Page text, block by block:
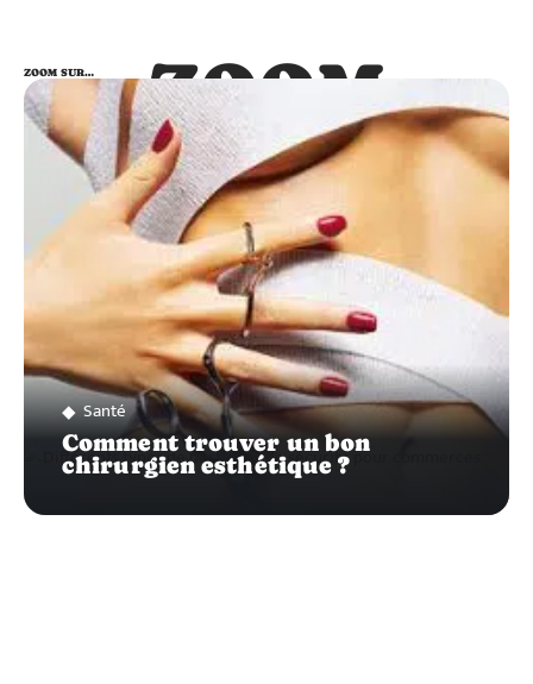
ZOOM
SUR…
ZOOM SUR…
Santé
Comment trouver un bon
chirurgien esthétique ?